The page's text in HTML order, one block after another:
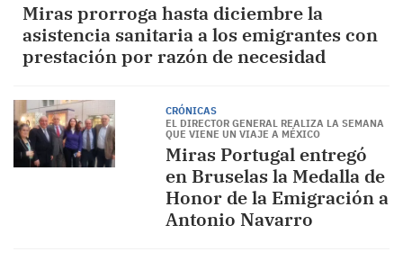
Miras prorroga hasta diciembre la
asistencia sanitaria a los emigrantes con
prestación por razón de necesidad
CRÓNICAS
EL DIRECTOR GENERAL REALIZA LA SEMANA
QUE VIENE UN VIAJE A MÉXICO
Miras Portugal entregó
en Bruselas la Medalla de
Honor de la Emigración a
Antonio Navarro